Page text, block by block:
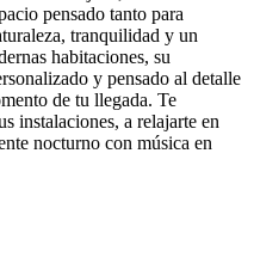
pensado tanto para
tranquilidad y un
habitaciones, su
y pensado al detalle
de tu llegada. Te
instalaciones, a relajarte en
nocturno con música en